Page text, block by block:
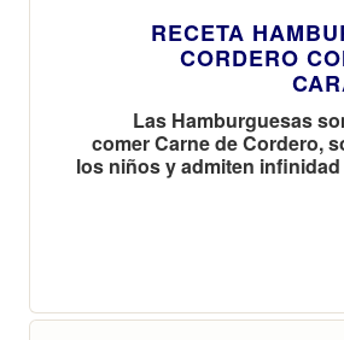
RECETA
CORDERO
Las Hamburguesas
comer Carne de Cordero,
los niños y admiten